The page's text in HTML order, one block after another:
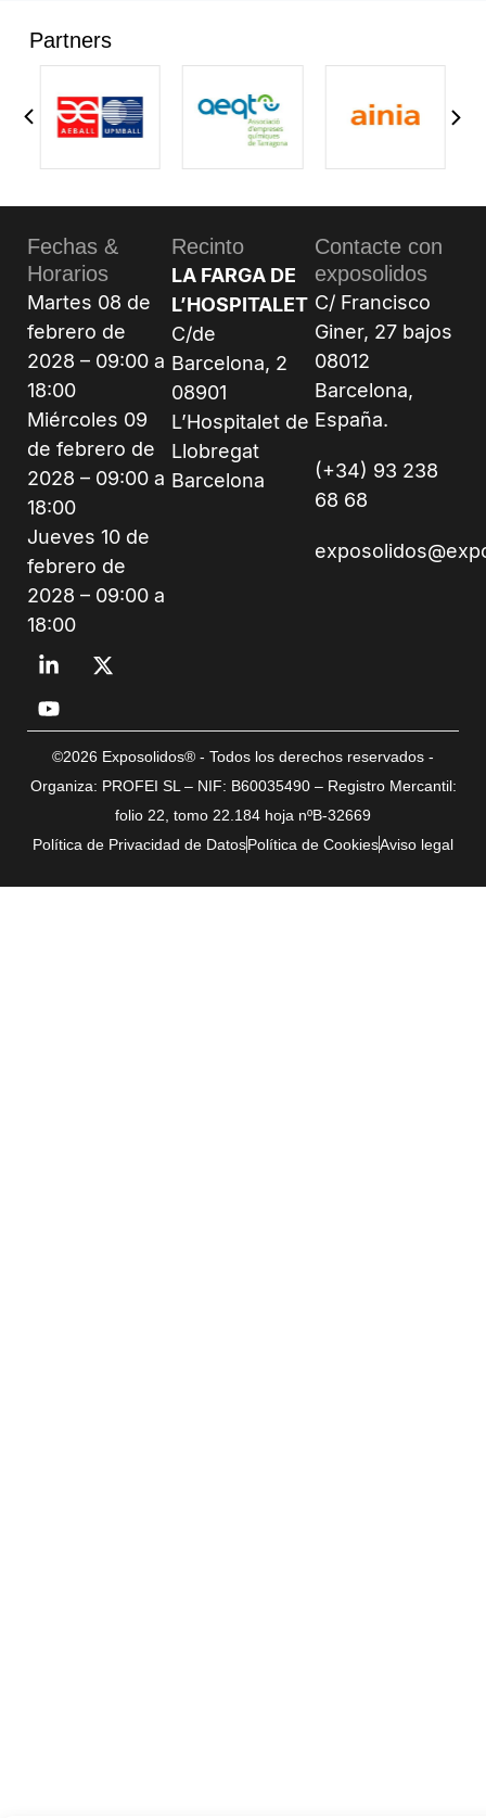
Partners
Fechas &
Horarios
Martes 08 de
febrero de
2028 – 09:00 a
18:00
Miércoles 09
de febrero de
2028 – 09:00 a
18:00
Jueves 10 de
febrero de
2028 – 09:00 a
18:00
Recinto
LA FARGA DE
L’HOSPITALET
C/de
Barcelona, 2
08901
L’Hospitalet de
Llobregat
Barcelona
Contacte con
exposolidos
C/ Francisco
Giner, 27 bajos
08012
Barcelona,
España.
(+34) 93 238
68 68
©2026 Exposolidos® - Todos los derechos reservados -
Organiza: PROFEI SL – NIF: B60035490 – Registro Mercantil:
folio 22, tomo 22.184 hoja nºB-32669
Política de Privacidad de DatosPolítica de CookiesAviso legal